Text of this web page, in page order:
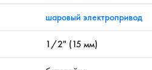
шаровый электропривод
1/2" (15 мм)